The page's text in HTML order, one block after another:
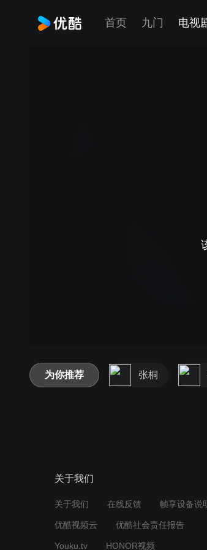
首页 九门 电视
为你推荐 张桐
关于我们
关于我们 在线反馈 帧享设备说
优酷视频云 优酷社会责任报告
Youku.tv HONOR视频